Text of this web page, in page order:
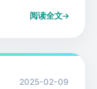
阅读全文
2025-02-09